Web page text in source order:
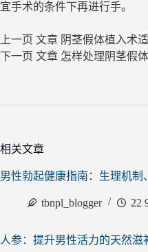
宜手术的条件下再进行手。
上一页 文章 阴茎假体植入术
下一页 文章 怎样处理阴茎假
相关文章
男性勃起健康指南：生理机制
tbnpl_blogger 22
人参：提升男性活力的天然滋